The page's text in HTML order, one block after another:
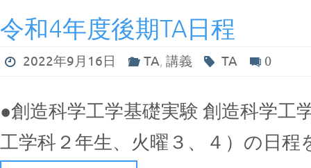
令和4年度後期TA日程
2022年9月16日 TA, 講義 TA 0
●創造科学工学基礎実験 創造科学工
工学科２年生、火曜３、４）の日